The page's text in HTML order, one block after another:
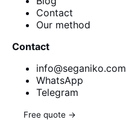
Contact
Our method
Contact
info@seganiko.com
WhatsApp
Telegram
Free quote →